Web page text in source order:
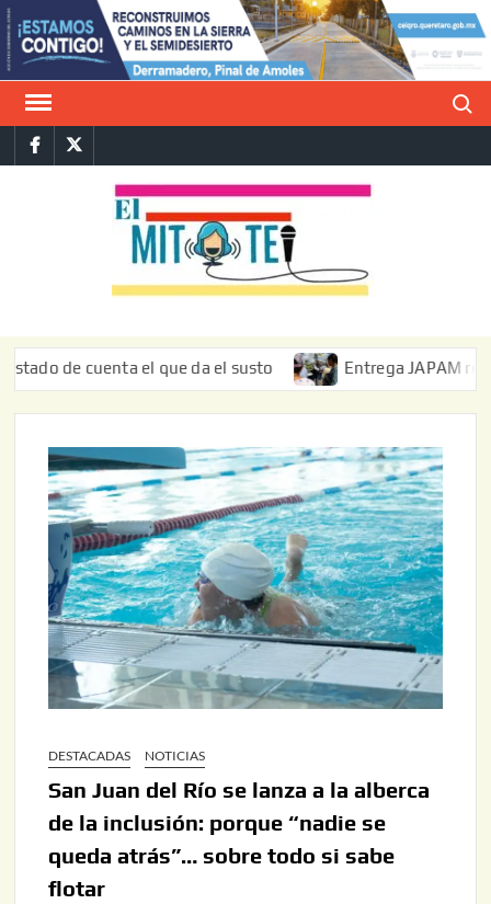
Saltar
al
contenido
FacebookTwitter
cuenta el que da el susto Entrega JAPAM
DESTACADAS NOTICIAS
San Juan del Río se lanza a la alberca
de la inclusión: porque “nadie se
queda atrás”… sobre todo si sabe
flotar